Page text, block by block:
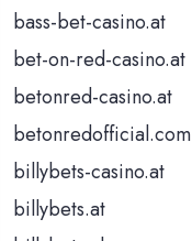
bass-bet-casino.at
bet-on-red-casino.at
betonred-casino.at
betonredofficial.com
billybets-casino.at
billybets.at